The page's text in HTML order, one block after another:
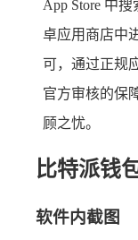
App Store 中
卓应用商店中
可，通过正规
官方审核的保
顾之忧。
比特派钱
软件内截图